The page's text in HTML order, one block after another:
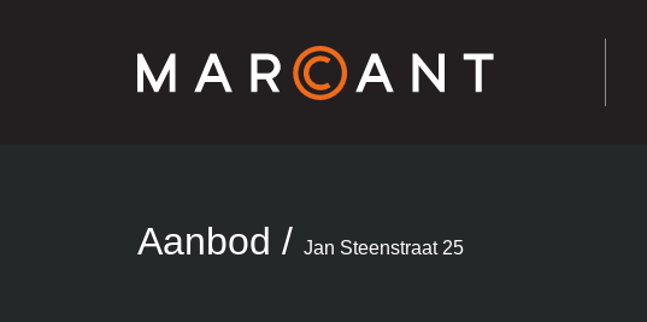
Aanbod / Jan Steenstraat 25